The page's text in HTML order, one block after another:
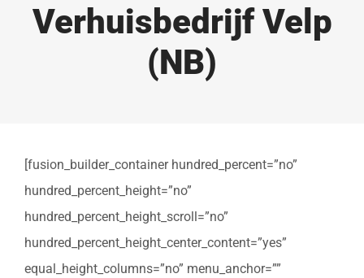
Verhuisbedrijf Velp
(NB)
[fusion_builder_container hundred_percent=”no”
hundred_percent_height=”no”
hundred_percent_height_scroll=”no”
hundred_percent_height_center_content=”yes”
equal_height_columns=”no” menu_anchor=””